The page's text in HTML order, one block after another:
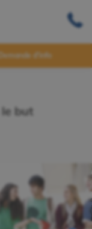
Demande d'info
but